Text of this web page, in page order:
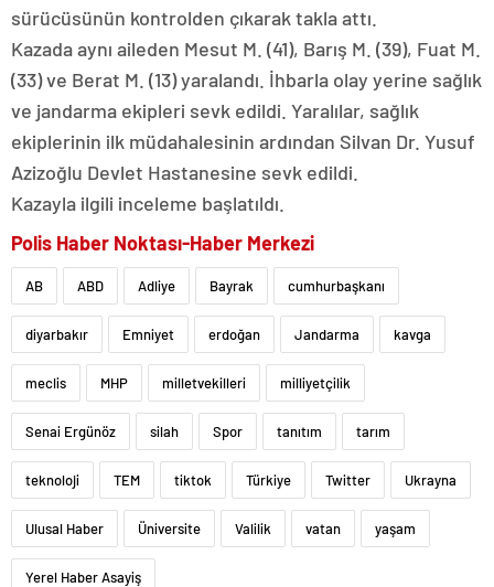
sürücüsünün kontrolden çıkarak takla attı.
Kazada aynı aileden Mesut M. (41), Barış M. (39), Fuat M.
(33) ve Berat M. (13) yaralandı. İhbarla olay yerine sağlık
ve jandarma ekipleri sevk edildi. Yaralılar, sağlık
ekiplerinin ilk müdahalesinin ardından Silvan Dr. Yusuf
Azizoğlu Devlet Hastanesine sevk edildi.
Kazayla ilgili inceleme başlatıldı.
Polis Haber Noktası-Haber Merkezi
AB ABD Adliye Bayrak cumhurbaşkanı
diyarbakır Emniyet erdoğan Jandarma kavga
meclis MHP milletvekilleri milliyetçilik
Senai Ergünöz silah Spor tanıtım tarım
teknoloji TEM tiktok Türkiye Twitter Ukrayna
Ulusal Haber Üniversite Valilik vatan yaşam
Yerel Haber Asayiş